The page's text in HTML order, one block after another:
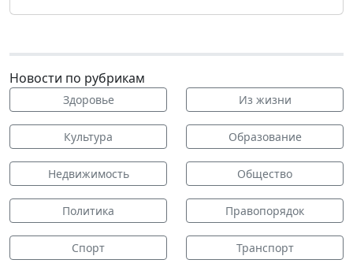
Новости по рубрикам
Здоровье Из жизни
Культура Образование
Недвижимость Общество
Политика Правопорядок
Спорт Транспорт